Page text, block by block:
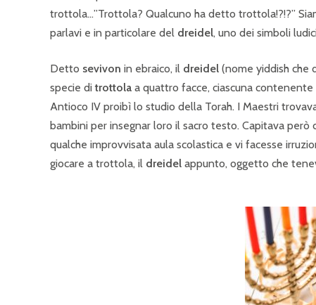
trottola…”Trottola? Qualcuno ha detto trottola!?!?”
parlavi e in particolare del dreidel, uno dei simboli
Detto sevivon in ebraico, il dreidel (nome yiddish che
specie di trottola a quattro facce, ciascuna contenente
Antioco IV proibì lo studio della Torah. I Maestri
bambini per insegnar loro il sacro testo. Capitava
qualche improvvisata aula scolastica e vi facesse
giocare a trottola, il dreidel appunto, oggetto che